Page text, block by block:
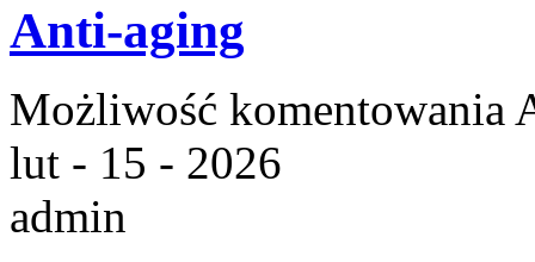
Anti-aging
Możliwość komentowania
lut - 15 - 2026
admin